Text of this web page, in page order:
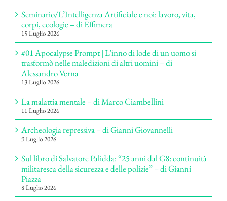
Seminario/L’Intelligenza Artificiale e noi: lavoro, vita,
corpi, ecologie – di Effimera
15 Luglio 2026
#01 Apocalypse Prompt | L’inno di lode di un uomo si
trasformò nelle maledizioni di altri uomini – di
Alessandro Verna
13 Luglio 2026
La malattia mentale – di Marco Ciambellini
11 Luglio 2026
Archeologia repressiva – di Gianni Giovannelli
9 Luglio 2026
Sul libro di Salvatore Palidda: “25 anni dal G8: continuità
militaresca della sicurezza e delle polizie” – di Gianni
Piazza
8 Luglio 2026